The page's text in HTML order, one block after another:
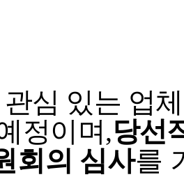
관심 있는 업
정이며 ,당선
회의 심사를